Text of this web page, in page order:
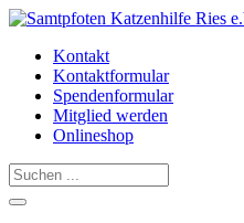
Kontakt
Kontaktformular
Spendenformular
Mitglied werden
Onlineshop